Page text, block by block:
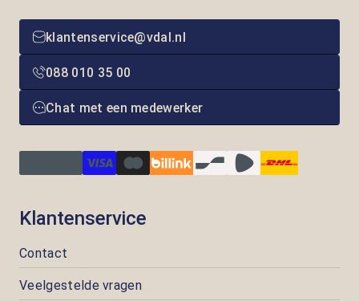
klantenservice@vdal.nl
088 010 35 00
Chat met een medewerker
Klantenservice
Contact
Veelgestelde vragen